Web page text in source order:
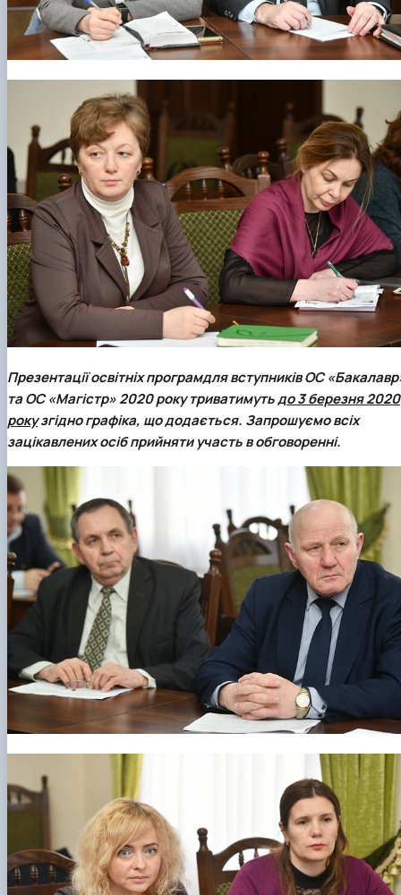
Презентації освітніх програмдля вступників ОС
та ОС «Магістр» 2020 року триватимутьдо 3 березня 2020
рокузгідно графіка, що додається. Запрошуємо всіх
зацікавлених осіб прийняти участь в обговоренні.